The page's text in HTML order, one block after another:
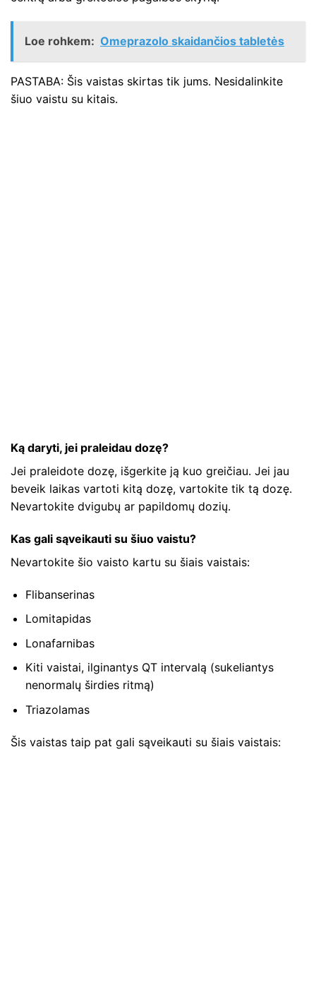
Loe rohkem: Omeprazolo skaidančios tabletės
PASTABA: Šis vaistas skirtas tik jums. Nesidalinkite
šiuo vaistu su kitais.
Ką daryti, jei praleidau dozę?
Jei praleidote dozę, išgerkite ją kuo greičiau. Jei jau
beveik laikas vartoti kitą dozę, vartokite tik tą dozę.
Nevartokite dvigubų ar papildomų dozių.
Kas gali sąveikauti su šiuo vaistu?
Nevartokite šio vaisto kartu su šiais vaistais:
Flibanserinas
Lomitapidas
Lonafarnibas
Kiti vaistai, ilginantys QT intervalą (sukeliantys
nenormalų širdies ritmą)
Triazolamas
Šis vaistas taip pat gali sąveikauti su šiais vaistais: